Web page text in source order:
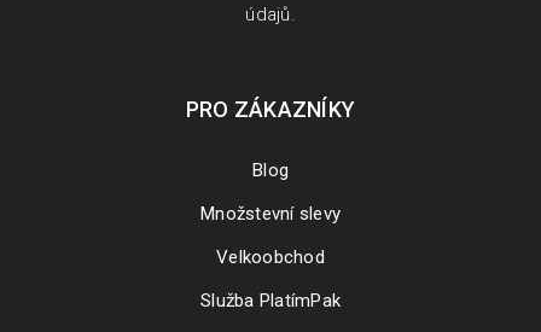
údajů.
PRO ZÁKAZNÍKY
Blog
Množstevní slevy
Velkoobchod
Služba PlatímPak